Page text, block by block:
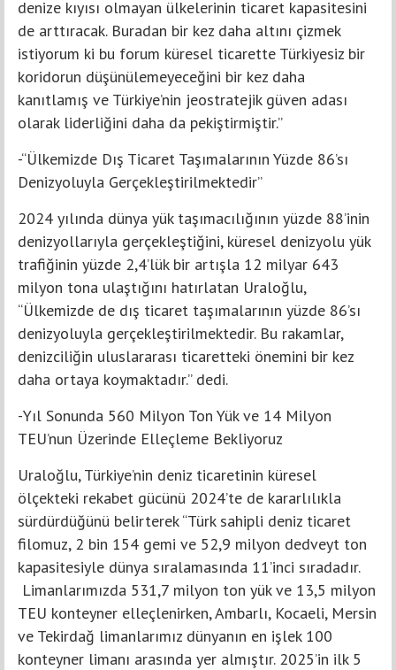
denize kıyısı olmayan ülkelerinin ticaret kapasitesini
de arttıracak. Buradan bir kez daha altını çizmek
istiyorum ki bu forum küresel ticarette Türkiyesiz bir
koridorun düşünülemeyeceğini bir kez daha
kanıtlamış ve Türkiye’nin jeostratejik güven adası
olarak liderliğini daha da pekiştirmiştir.”
-“Ülkemizde Dış Ticaret Taşımalarının Yüzde 86’sı
Denizyoluyla Gerçekleştirilmektedir”
2024 yılında dünya yük taşımacılığının yüzde 88’inin
denizyollarıyla gerçekleştiğini, küresel denizyolu yük
trafiğinin yüzde 2,4’lük bir artışla 12 milyar 643
milyon tona ulaştığını hatırlatan Uraloğlu,
“Ülkemizde de dış ticaret taşımalarının yüzde 86’sı
denizyoluyla gerçekleştirilmektedir. Bu rakamlar,
denizciliğin uluslararası ticaretteki önemini bir kez
daha ortaya koymaktadır.” dedi.
-Yıl Sonunda 560 Milyon Ton Yük ve 14 Milyon
TEU’nun Üzerinde Elleçleme Bekliyoruz
Uraloğlu, Türkiye’nin deniz ticaretinin küresel
ölçekteki rekabet gücünü 2024’te de kararlılıkla
sürdürdüğünü belirterek “Türk sahipli deniz ticaret
filomuz, 2 bin 154 gemi ve 52,9 milyon dedveyt ton
kapasitesiyle dünya sıralamasında 11’inci sıradadır.
Limanlarımızda 531,7 milyon ton yük ve 13,5 milyon
TEU konteyner elleçlenirken, Ambarlı, Kocaeli, Mersin
ve Tekirdağ limanlarımız dünyanın en işlek 100
konteyner limanı arasında yer almıştır. 2025’in ilk 5